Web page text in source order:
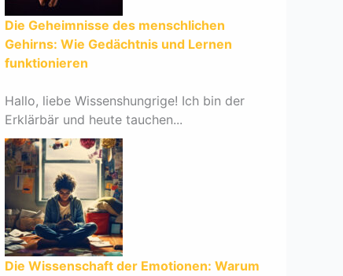
Die Geheimnisse des menschlichen
Gehirns: Wie Gedächtnis und Lernen
funktionieren
Hallo, liebe Wissenshungrige! Ich bin der
Erklärbär und heute tauchen...
Die Wissenschaft der Emotionen: Warum